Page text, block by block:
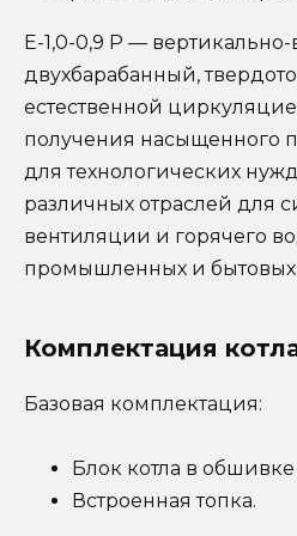
Е-1,0-0,9 Р —
двухбарабанный,
естественной
получения насыщенного
для технологических
различных отраслей для
вентиляции и горячего
промышленных и бытовых
Комплектация
Базовая комплектация:
Блок котла в
Встроенная топка.